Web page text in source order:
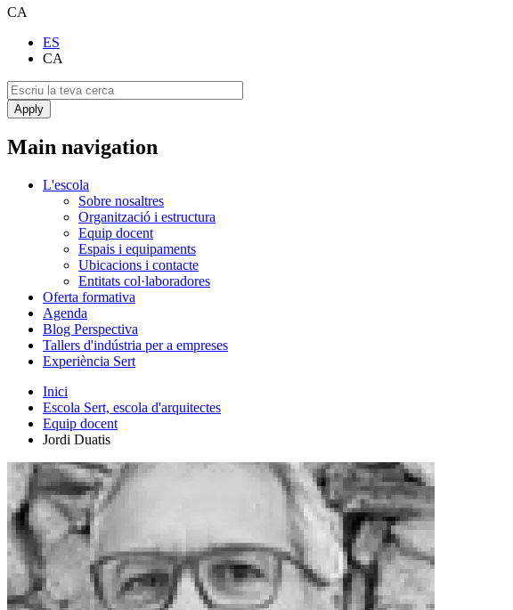
CA
ES
CA
Main navigation
L'escola
Sobre nosaltres
Organització i estructura
Equip docent
Espais i equipaments
Ubicacions i contacte
Entitats col·laboradores
Oferta formativa
Agenda
Blog Perspectiva
Tallers d'indústria per a empreses
Experiència Sert
Inici
Escola Sert, escola d'arquitectes
Equip docent
Jordi Duatis